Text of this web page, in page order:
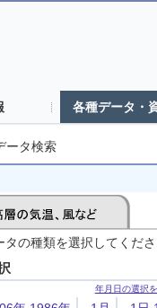
各種データ・
ータ検索
の種類を選択してくだ
年月日の選択